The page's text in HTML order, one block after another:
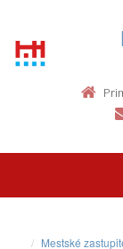
Mestské